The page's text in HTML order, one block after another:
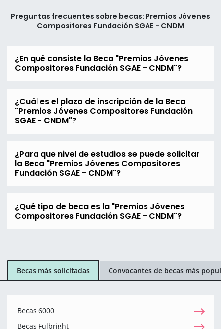
Preguntas frecuentes sobre becas: Premios Jóvenes
Compositores Fundación SGAE - CNDM
¿En qué consiste la Beca "Premios Jóvenes
Compositores Fundación SGAE - CNDM"?
¿Cuál es el plazo de inscripción de la Beca
"Premios Jóvenes Compositores Fundación
SGAE - CNDM"?
¿Para que nivel de estudios se puede solicitar
la Beca "Premios Jóvenes Compositores
Fundación SGAE - CNDM"?
¿Qué tipo de beca es la "Premios Jóvenes
Compositores Fundación SGAE - CNDM"?
Becas más solicitadas Convocantes de becas más
Becas 6000
Becas Fulbright